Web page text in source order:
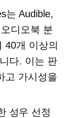
는 Audible,
디오북 분
40개 이상의
다. 이는 판
고 가시성을
성우 선정